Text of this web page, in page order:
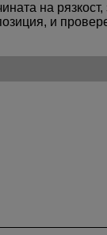
на
и